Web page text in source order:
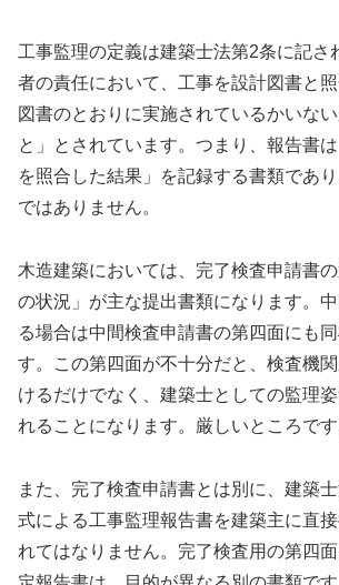
工事監理の定義は建築士法第2条に記さ
者の責任において、工事を設計図書と
図書のとおりに実施されているかいな
と」とされています。つまり、報告書
を照合した結果」を記録する書類であ
ではありません。
木造建築においては、完了検査申請書
の状況」が主な提出書類になります。
る場合は中間検査申請書の第四面にも
す。この第四面が不十分だと、検査機
けるだけでなく、建築士としての監理
れることになります。厳しいところです
また、完了検査申請書とは別に、建築
式による工事監理報告書を建築主に直
れてはなりません。完了検査用の第四